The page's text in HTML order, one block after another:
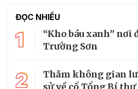
ĐỌC NHIỀU
1
“Kho báu xanh” nơi
Trường Sơn
2
Thăm không gian